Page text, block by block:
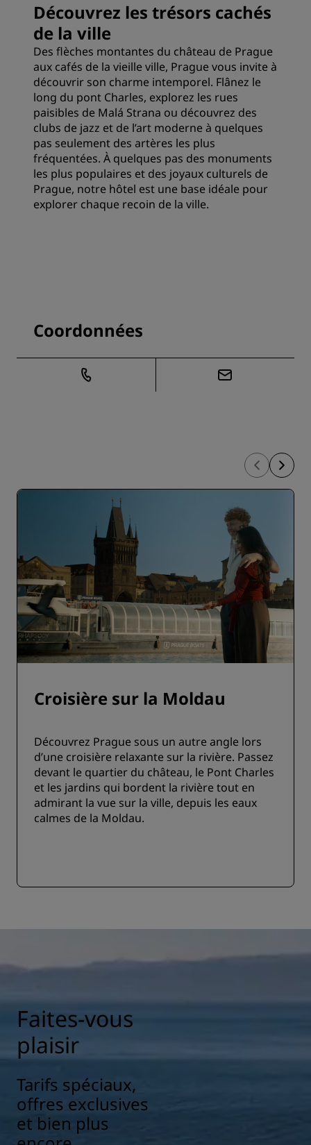
Découvrez les trésors cachés
de la ville
Des flèches montantes du château de Prague
aux cafés de la vieille ville, Prague vous invite à
découvrir son charme intemporel. Flânez le
long du pont Charles, explorez les rues
paisibles de Malá Strana ou découvrez des
clubs de jazz et de l’art moderne à quelques
pas seulement des artères les plus
fréquentées. À quelques pas des monuments
les plus populaires et des joyaux culturels de
Prague, notre hôtel est une base idéale pour
explorer chaque recoin de la ville.
Coordonnées
Croisière sur la Moldau
Découvrez Prague sous un autre angle lors
d’une croisière relaxante sur la rivière. Passez
devant le quartier du château, le Pont Charles
et les jardins qui bordent la rivière tout en
admirant la vue sur la ville, depuis les eaux
calmes de la Moldau.
Faites-vous
plaisir
Tarifs spéciaux,
offres exclusives
et bien plus